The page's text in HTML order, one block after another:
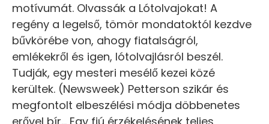
motívumát. Olvassák a Lótolvajokat! A
regény a legelső, tömör mondatoktól kezdve
bűvkörébe von, ahogy fiatalságról,
emlékekről és igen, lótolvajlásról beszél.
Tudják, egy mesteri mesélő kezei közé
kerültek. (Newsweek) Petterson szikár és
megfontolt elbeszélési módja döbbenetes